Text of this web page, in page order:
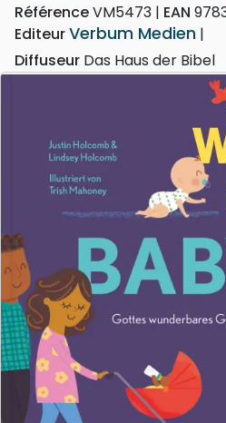
RéférenceVM5473 EAN
EditeurVerbum Medien
Diffuseur Das Haus der Bibel